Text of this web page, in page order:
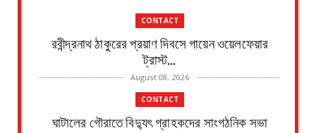
CONTACT
রবীন্দ্রনাথ ঠাকুরের প্রয়াণ দিবসে গায়েন ওয়েলফেয়ার
ট্রাস্ট...
August 08, 2026
CONTACT
ঘাটালের গৌরাতে বিদ্যুৎ গ্রাহকদের সাংগঠনিক সভা